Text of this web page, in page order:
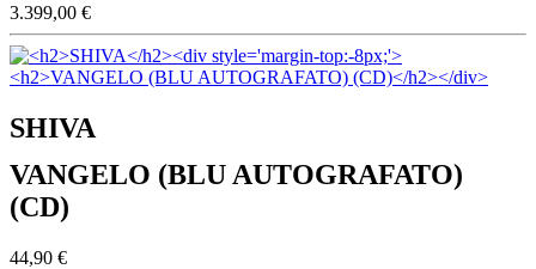
3.399,00 €
SHIVA
VANGELO (BLU AUTOGRAFATO)
(CD)
44,90 €